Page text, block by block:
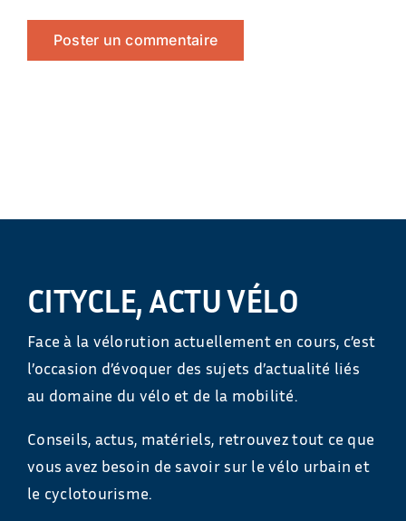
CITYCLE, ACTU VÉLO
Face à la vélorution actuellement en cours, c’est
l’occasion d’évoquer des sujets d’actualité liés
au domaine du vélo et de la mobilité.
Conseils, actus, matériels, retrouvez tout ce que
vous avez besoin de savoir sur le vélo urbain et
le cyclotourisme.